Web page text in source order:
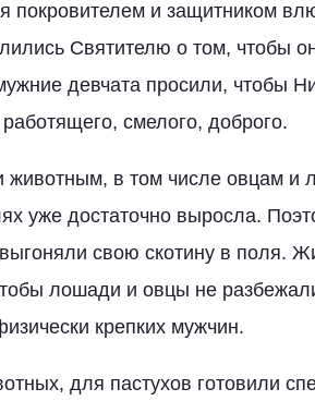
покровителем и защитником
Святителю о том, чтобы
девчата просили, чтобы
смелого, доброго.
животным, в том числе овцам
уже достаточно выросла.
свою скотину в поля.
лошади и овцы не
крепких мужчин.
для пастухов готовили